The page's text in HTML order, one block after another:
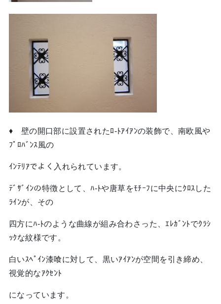
♦ 壁の開口部に設置されたﾛ-ﾄｱｲｱﾝの装飾で、南欧風や
ﾌﾟﾛﾊﾞﾝｽ風の
ｲﾝﾃﾘｱでよく入れられています。
ﾃﾞｻﾞｲﾝの特徴として、ﾊ-ﾄや唐草をﾓﾁｰﾌに中央にｸﾛｽした
ﾗｲﾝが、その
四方にﾊ-ﾄのような曲線が組み合わさった、ｴﾚｶﾞﾝﾄでｸﾗｼ
ｯｸな紋様です。
白いｽﾍﾟｲﾝ漆喰に対して、黒いｱｲｱﾝが空間を引き締め、
視覚的なｱｸｾﾝﾄ
になっています。